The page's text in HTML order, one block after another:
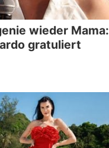
wieder Mama:
gratuliert